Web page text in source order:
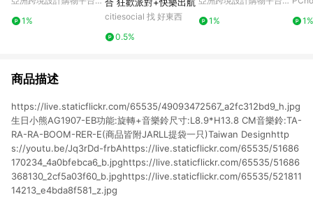
1%
citiesocial 找 好東西
0.5%
1%
1%
商品描述
https://live.staticflickr.com/65535/49093472567_a2fc312bd9_h.jpg
生日小熊AG1907-EB功能:旋轉+音樂鈴尺寸:L8.9*H13.8 CM音樂鈴:TA-
RA-RA-BOOM-RER-E(商品皆附JARLL提袋一只)Taiwan Designhttp
s://youtu.be/Jq3rDd-frbAhttps://live.staticflickr.com/65535/51686
170234_4a0bfebca6_b.jpghttps://live.staticflickr.com/65535/51686
368130_2cf5a03f60_b.jpghttps://live.staticflickr.com/65535/521811
14213_e4bda8f581_z.jpg